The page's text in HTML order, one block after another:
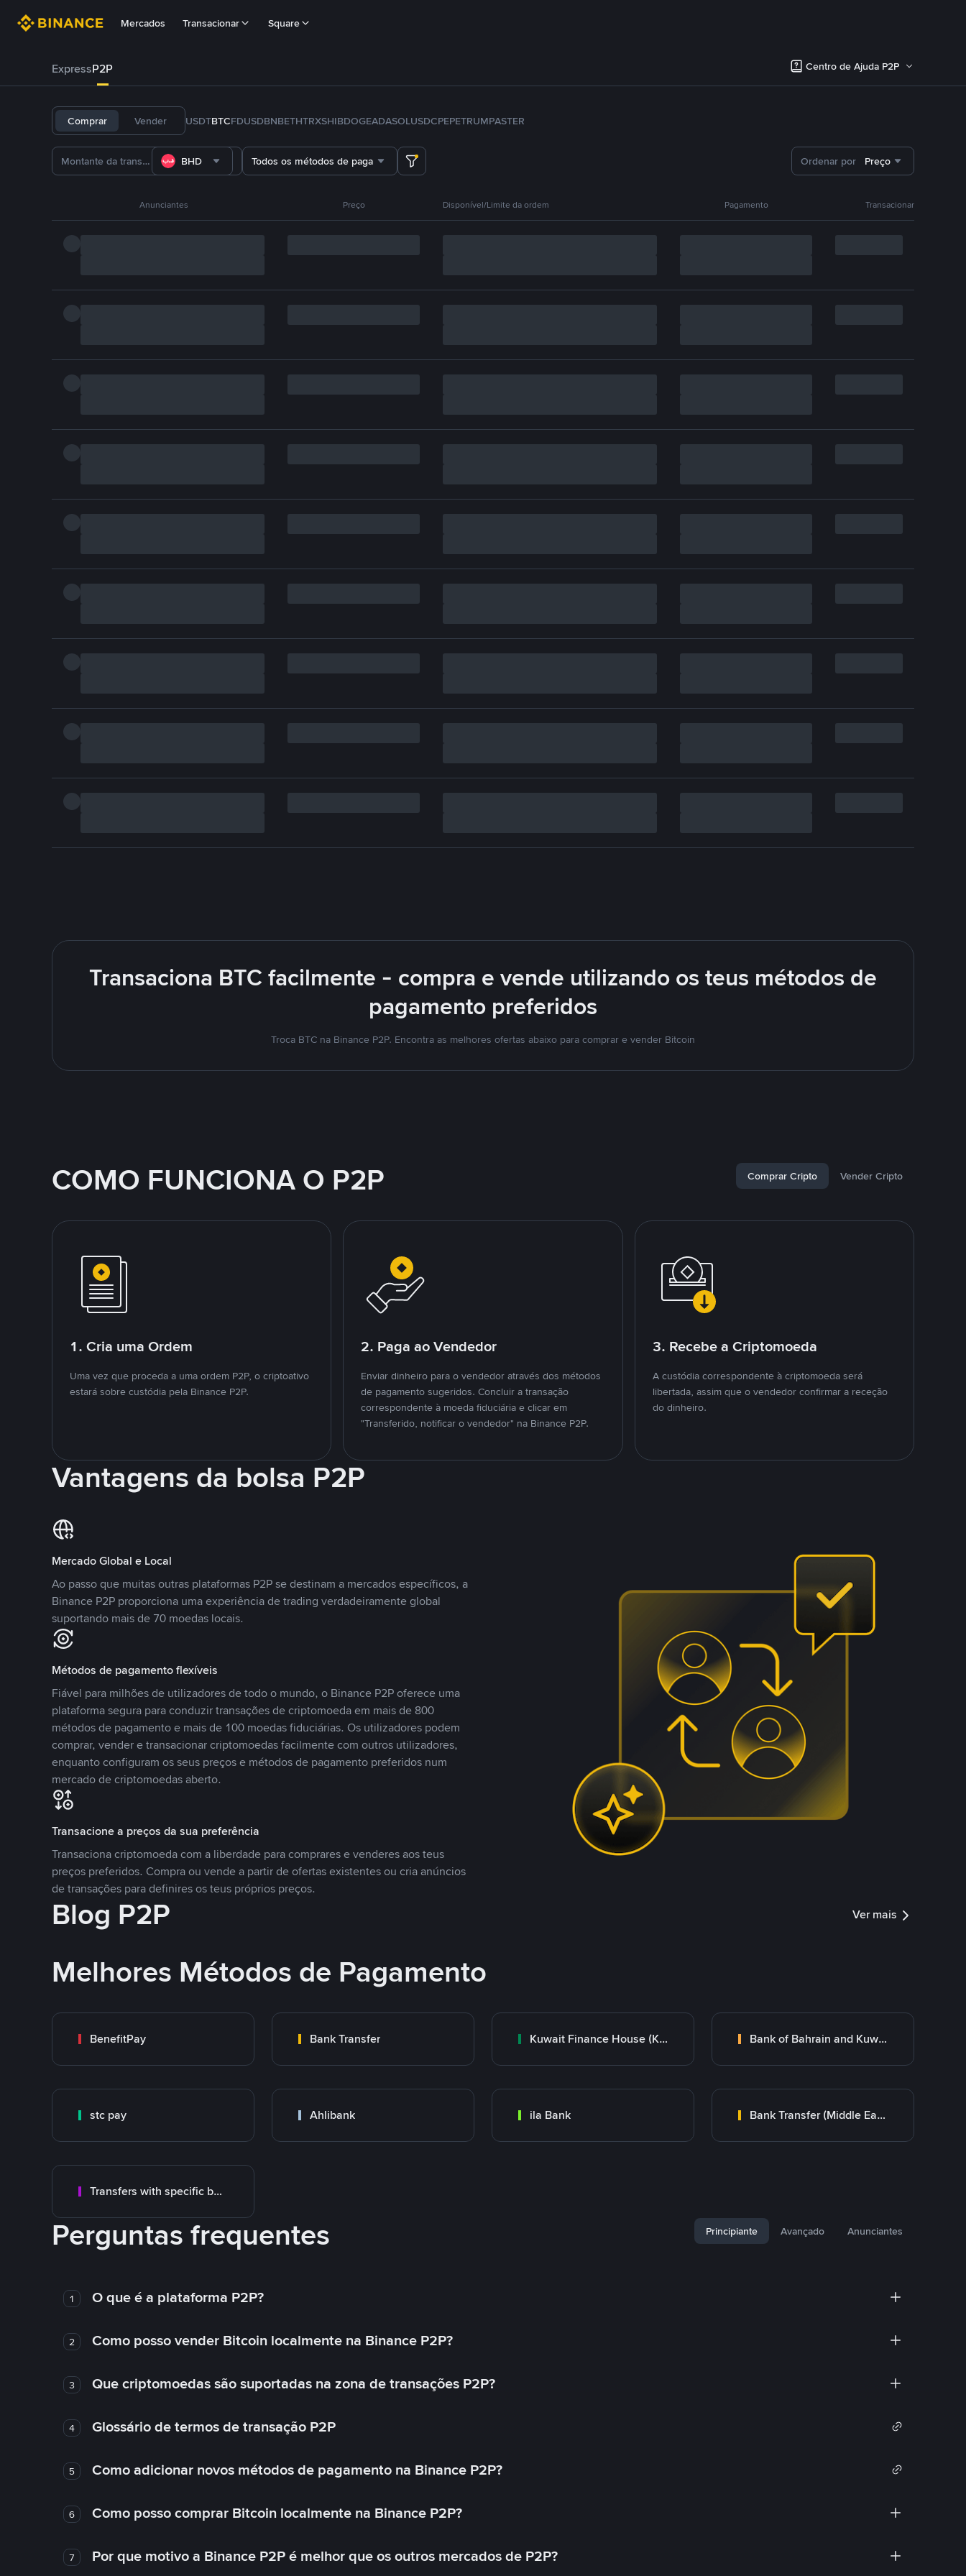
Mercados Transacionar Square
ExpressP2P Centro de Ajuda P2P
Comprar Vender USDTBTCFDUSDBNBETHTRXSHIBDOGEADASOLUSDCPEPETRUMPASTER
BHD Todos os métodos de pagamento Ordenar por Preço
Anunciantes Preço Disponível/Limite da ordem Pagamento Transacionar
Transaciona BTC facilmente - compra e vende utilizando os teus métodos de
pagamento preferidos
Troca BTC na Binance P2P. Encontra as melhores ofertas abaixo para comprar e vender Bitcoin
COMO FUNCIONA O P2P Comprar Cripto Vender Cripto
1. Cria uma Ordem
Uma vez que proceda a uma ordem P2P, o criptoativo
estará sobre custódia pela Binance P2P.
2. Paga ao Vendedor
Enviar dinheiro para o vendedor através dos métodos
de pagamento sugeridos. Concluir a transação
correspondente à moeda fiduciária e clicar em
"Transferido, notificar o vendedor" na Binance P2P.
3. Recebe a Criptomoeda
A custódia correspondente à criptomoeda será
libertada, assim que o vendedor confirmar a receção
do dinheiro.
Vantagens da bolsa P2P
Mercado Global e Local
Ao passo que muitas outras plataformas P2P se destinam a mercados específicos, a
Binance P2P proporciona uma experiência de trading verdadeiramente global
suportando mais de 70 moedas locais.
Métodos de pagamento flexíveis
Fiável para milhões de utilizadores de todo o mundo, o Binance P2P oferece uma
plataforma segura para conduzir transações de criptomoeda em mais de 800
métodos de pagamento e mais de 100 moedas fiduciárias. Os utilizadores podem
comprar, vender e transacionar criptomoedas facilmente com outros utilizadores,
enquanto configuram os seus preços e métodos de pagamento preferidos num
mercado de criptomoedas aberto.
Transacione a preços da sua preferência
Transaciona criptomoeda com a liberdade para comprares e venderes aos teus
preços preferidos. Compra ou vende a partir de ofertas existentes ou cria anúncios
de transações para definires os teus próprios preços.
Blog P2P Ver mais
Melhores Métodos de Pagamento
BenefitPay Bank Transfer Kuwait Finance House (KFH) Bank of Bahrain and Kuwait B.S.C.
stc pay Ahlibank ila Bank Bank Transfer (Middle East)
Transfers with specific bank
Perguntas frequentes Principiante Avançado Anunciantes
1 O que é a plataforma P2P?
2 Como posso vender Bitcoin localmente na Binance P2P?
3 Que criptomoedas são suportadas na zona de transações P2P?
4 Glossário de termos de transação P2P
5 Como adicionar novos métodos de pagamento na Binance P2P?
6 Como posso comprar Bitcoin localmente na Binance P2P?
7 Por que motivo a Binance P2P é melhor que os outros mercados de P2P?